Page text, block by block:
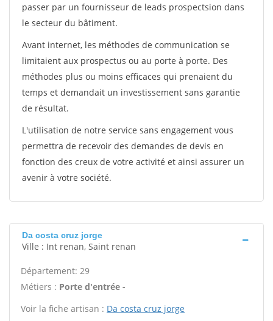
passer par un fournisseur de leads prospectsion dans
le secteur du bâtiment.
Avant internet, les méthodes de communication se
limitaient aux prospectus ou au porte à porte. Des
méthodes plus ou moins efficaces qui prenaient du
temps et demandait un investissement sans garantie
de résultat.
L'utilisation de notre service sans engagement vous
permettra de recevoir des demandes de devis en
fonction des creux de votre activité et ainsi assurer un
avenir à votre société.
Da costa cruz jorge
Ville : Int renan, Saint renan
Département: 29
Métiers : Porte d'entrée -
Voir la fiche artisan : Da costa cruz jorge